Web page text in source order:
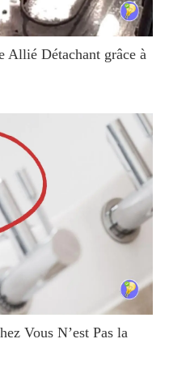
Allié Détachant grâce à
Vous N’est Pas la